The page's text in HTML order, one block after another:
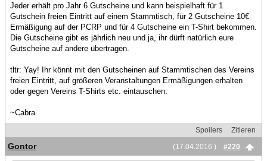
Jeder erhält pro Jahr 6 Gutscheine und kann beispielhaft für 1
Gutschein freien Eintritt auf einem Stammtisch, für 2 Gutscheine 10€
Ermäßigung auf der PCRP und für 4 Gutscheine ein T-Shirt bekommen.
Die Gutscheine gibt es jährlich neu und ja, ihr dürft natürlich eure
Gutscheine auf andere übertragen.
tltr: Yay! Ihr könnt mit den Gutscheinen auf Stammtischen des Vereins
freien Eintritt, auf größeren Veranstaltungen Ermäßigungen erhalten
oder gegen Vereins T-Shirts etc. eintauschen.
~Cabra
Spoilers
Zitieren
(17.04.2016 )
#220
Gontor